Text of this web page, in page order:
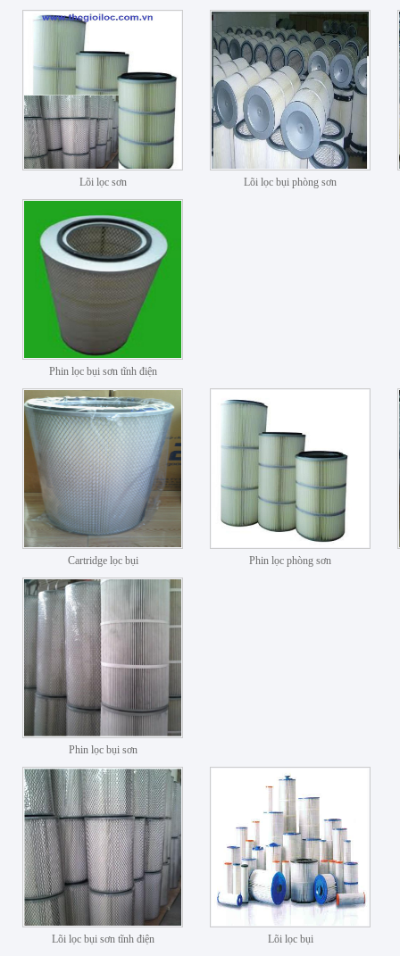
Lõi lọc sơn Lõi lọc bụi phòng sơn
Phin lọc bụi sơn tĩnh điện
Cartridge lọc bụi Phin lọc phòng sơn
Phin lọc bụi sơn
Lõi lọc bụi sơn tĩnh điện Lõi lọc bụi